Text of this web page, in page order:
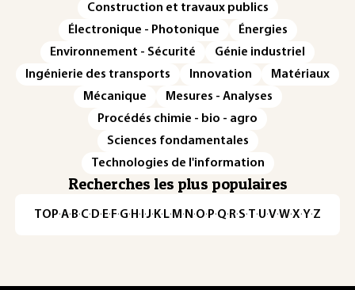
Construction et travaux publics
Électronique - Photonique
Énergies
Environnement - Sécurité
Génie industriel
Ingénierie des transports
Innovation
Matériaux
Mécanique
Mesures - Analyses
Procédés chimie - bio - agro
Sciences fondamentales
Technologies de l'information
Recherches les plus populaires
TOP·A·B·C· D· E· F·G· H · ·J· K· L· M · N ·O· P·Q· R·S·T·U·V·W·X·Y·Z